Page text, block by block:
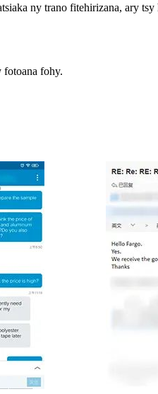
ny trano fitehirizana, ary tsy
fotoana fohy.